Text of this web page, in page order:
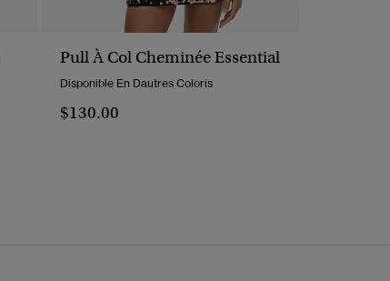
Pull À Col Cheminée Essential
Disponible En Dautres Coloris
$130.00